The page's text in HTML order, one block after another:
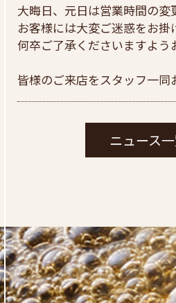
大晦日、元日は営業時間の変
お客様には大変ご迷惑をお掛
何卒ご了承くださいますよう
皆様のご来店をスタッフ一同
ニュース